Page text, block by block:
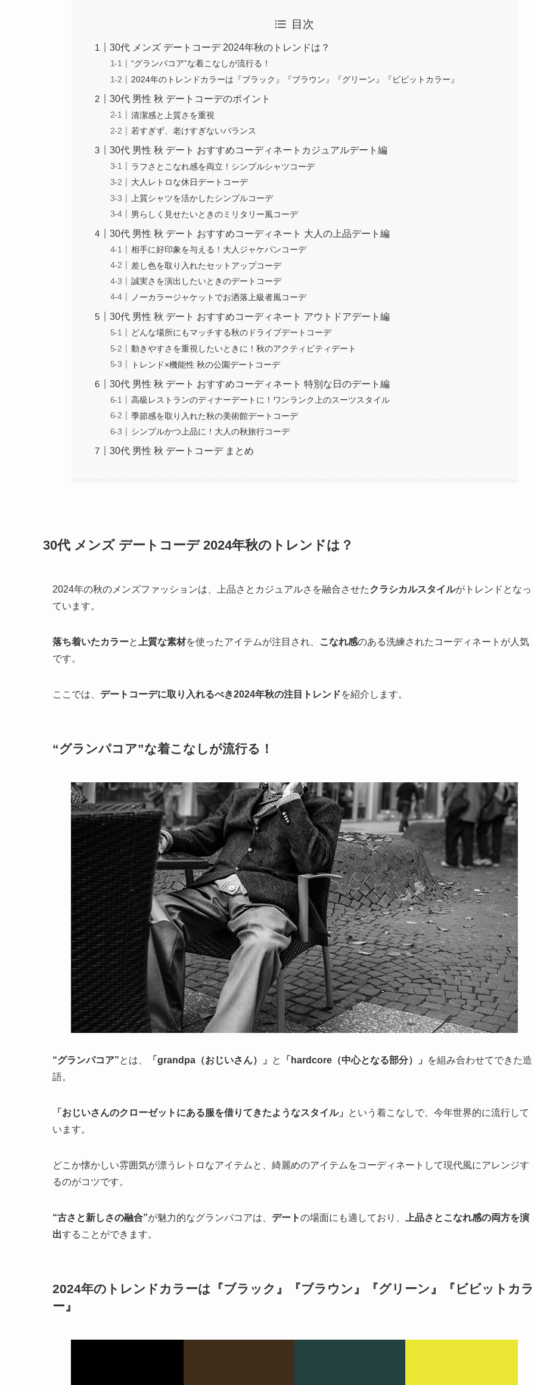
目次
30代 メンズ デートコーデ 2024年秋のトレンドは？
“グランパコア”な着こなしが流行る！
2024年のトレンドカラーは『ブラック』『ブラウン』『グリーン』『ビビットカラー』
30代 男性 秋 デートコーデのポイント
清潔感と上質さを重視
若すぎず、老けすぎないバランス
30代 男性 秋 デート おすすめコーディネートカジュアルデート編
ラフさとこなれ感を両立！シンプルシャツコーデ
大人レトロな休日デートコーデ
上質シャツを活かしたシンプルコーデ
男らしく見せたいときのミリタリー風コーデ
30代 男性 秋 デート おすすめコーディネート 大人の上品デート編
相手に好印象を与える！大人ジャケパンコーデ
差し色を取り入れたセットアップコーデ
誠実さを演出したいときのデートコーデ
ノーカラージャケットでお洒落上級者風コーデ
30代 男性 秋 デート おすすめコーディネート アウトドアデート編
どんな場所にもマッチする秋のドライブデートコーデ
動きやすさを重視したいときに！秋のアクティビティデート
トレンド×機能性 秋の公園デートコーデ
30代 男性 秋 デート おすすめコーディネート 特別な日のデート編
高級レストランのディナーデートに！ワンランク上のスーツスタイル
季節感を取り入れた秋の美術館デートコーデ
シンプルかつ上品に！大人の秋旅行コーデ
30代 男性 秋 デートコーデ まとめ
30代 メンズ デートコーデ 2024年秋のトレンドは？
2024年の秋のメンズファッションは、上品さとカジュアルさを融合させたクラシカルスタイルがトレンドとなっ
ています。
落ち着いたカラーと 上質な素材を使ったアイテムが注目され、 こなれ感のある洗練されたコーディネートが人気
です。
ここでは、 デートコーデに取り入れるべき2024年秋の注目トレンドを紹介します。
“グランパコア”な着こなしが流行る！
“グランパコア”とは、 「grandpa（おじいさん）」 と 「hardcore（中心となる部分）」
を組み合わせてできた造
語。
「おじいさんのクローゼットにある服を借りてきたようなスタイル」
という着こなしで、今年世界的に流行して
います。
どこか懐かしい雰囲気が漂うレトロなアイテムと、綺麗めのアイテムをコーディネートして現代風にアレンジす
るのがコツです。
“古さと新しさの融合”が魅力的なグランパコアは、 デートの場面にも適しており、
上品さとこなれ感の両方を演
出することができます。
2024年のトレンドカラーは『ブラック』『ブラウン』『グリーン』『ビビットカラ
ー』